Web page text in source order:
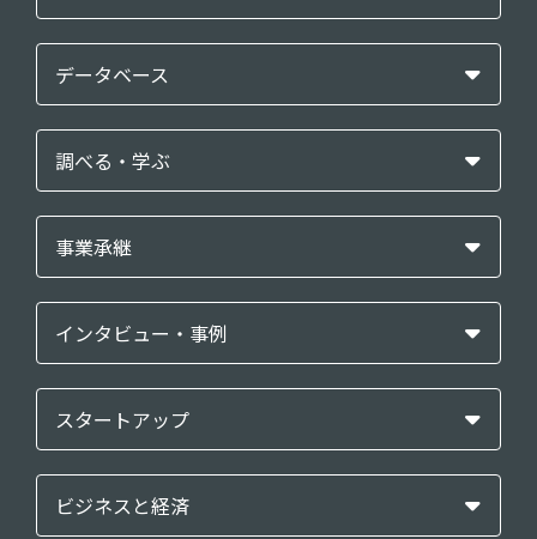
データベース
調べる・学ぶ
事業承継
インタビュー・事例
スタートアップ
ビジネスと経済